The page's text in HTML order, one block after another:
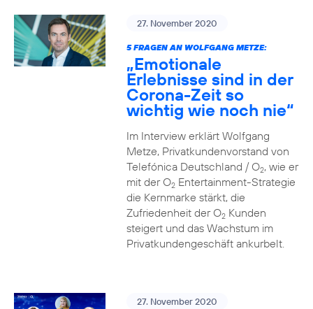
27. November 2020
5 FRAGEN AN WOLFGANG METZE:
„Emotionale
Erlebnisse sind in der
Corona-Zeit so
wichtig wie noch nie“
Im Interview erklärt Wolfgang
Metze, Privatkundenvorstand von
Telefónica Deutschland / O2, wie er
mit der O2Entertainment-Strategie
die Kernmarke stärkt, die
Zufriedenheit der O2Kunden
steigert und das Wachstum im
Privatkundengeschäft ankurbelt.
27. November 2020